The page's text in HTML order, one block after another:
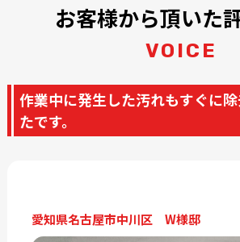
お客様から頂いた
VOICE
作業中に発生した汚れもすぐに
たです。
愛知県名古屋市中川区 W様邸